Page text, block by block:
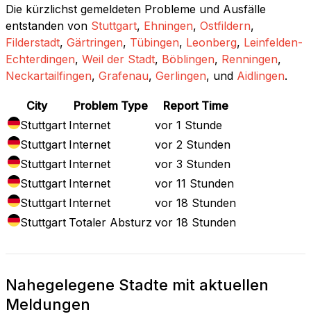
Die kürzlichst gemeldeten Probleme und Ausfälle
entstanden von Stuttgart, Ehningen, Ostfildern,
Filderstadt, Gärtringen, Tübingen, Leonberg, Leinfelden-
Echterdingen, Weil der Stadt, Böblingen, Renningen,
Neckartailfingen, Grafenau, Gerlingen, und Aidlingen.
City Problem Type
Report Time
Stuttgart Internet
vor 1 Stunde
Stuttgart Internet
vor 2 Stunden
Stuttgart Internet
vor 3 Stunden
Stuttgart Internet
vor 11 Stunden
Stuttgart Internet
vor 18 Stunden
Stuttgart Totaler Absturz vor 18 Stunden
Nahegelegene Stadte mit aktuellen
Meldungen